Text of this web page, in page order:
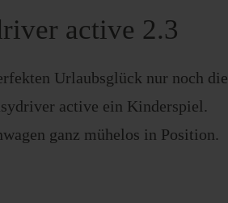
active 2.3
Urlaubsglück nur noch die
active ein Kinderspiel.
ganz mühelos in Position.